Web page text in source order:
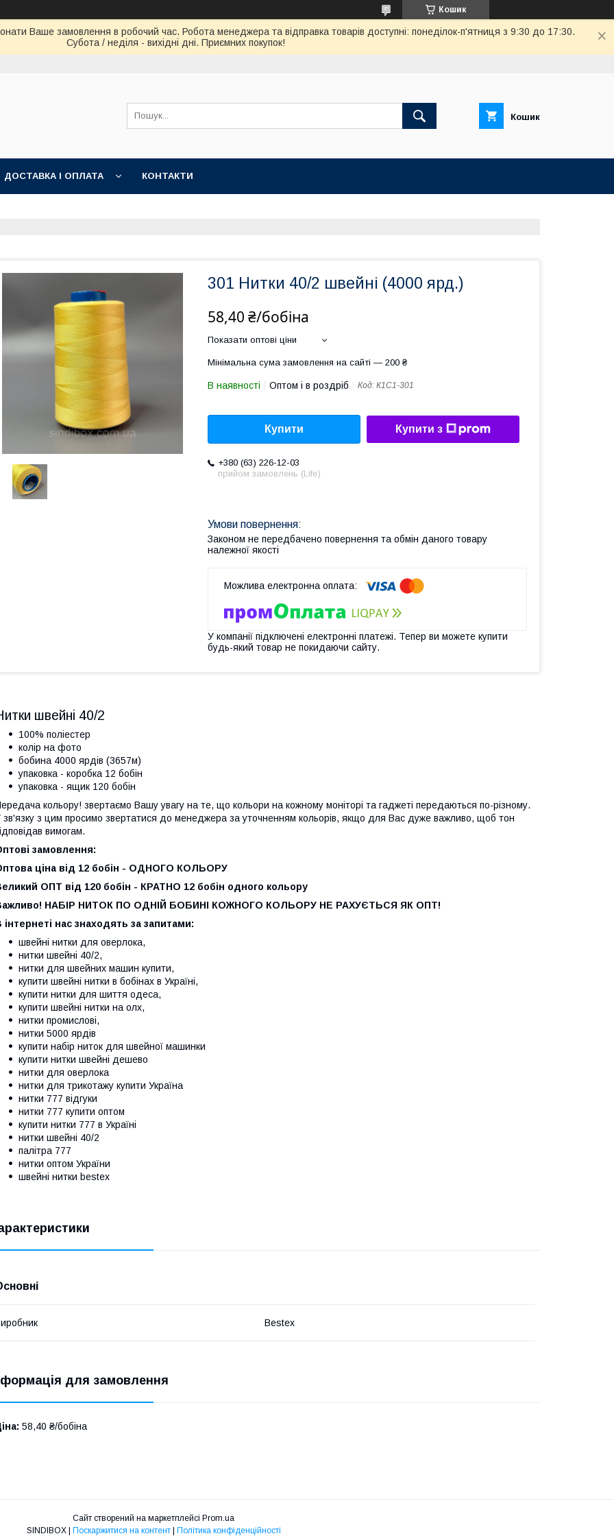
Кошик
Ваше замовлення в робочий час. Робота менеджера та відправка товарів доступні: понеділок-п'ятниця з 9:30 до 17:30.
Субота / неділя - вихідні дні. Приємних покупок!
Кошик
ДОСТАВКА І ОПЛАТА КОНТАКТИ
301 Нитки 40/2 швейні (4000 ярд.)
58,40 ₴/бобіна
Показати оптові ціни
Мінімальна сума замовлення на сайті — 200 ₴
В наявності Оптом і в роздріб Код: К1С1-301
Купити Купити з
+380 (63) 226-12-03
прийом замовлень (Life)
Законом не передбачено повернення та обмін даного товару
належної якості
У компанії підключені електронні платежі. Тепер ви можете купити
будь-який товар не покидаючи сайту.
швейні 40/2
100% поліестер
колір на фото
бобина 4000 ярдів (3657м)
упаковка - коробка 12 бобін
упаковка - ящик 120 бобін
кольору! звертаємо Вашу увагу на те, що кольори на кожному моніторі та гаджеті передаються по-різному.
зв'язку з цим просимо звертатися до менеджера за уточненням кольорів, якщо для Вас дуже важливо, щоб тон
вимогам.
замовлення:
ціна від 12 бобін - ОДНОГО КОЛЬОРУ
ОПТ від 120 бобін - КРАТНО 12 бобін одного кольору
НАБІР НИТОК ПО ОДНІЙ БОБИНІ КОЖНОГО КОЛЬОРУ НЕ РАХУЄТЬСЯ ЯК ОПТ!
інтернеті нас знаходять за запитами:
швейні нитки для оверлока,
нитки швейні 40/2,
нитки для швейних машин купити,
купити швейні нитки в бобінах в Україні,
купити нитки для шиття одеса,
купити швейні нитки на олх,
нитки промислові,
нитки 5000 ярдів
купити набір ниток для швейної машинки
купити нитки швейні дешево
нитки для оверлока
нитки для трикотажу купити Україна
нитки 777 відгуки
нитки 777 купити оптом
купити нитки 777 в Україні
нитки швейні 40/2
палітра 777
нитки оптом України
швейні нитки bestex
Bestex
для замовлення
58,40 ₴/бобіна
Сайт створений на маркетплейсі Prom.ua
Поскаржитися на контент Політика конфіденційності